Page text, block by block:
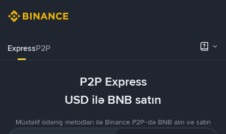
ExpressP2P
P2P Express
USD ilə BNB satın
Müxtəlif ödəniş metodları ilə Binance P2P-də BNB alın və satın